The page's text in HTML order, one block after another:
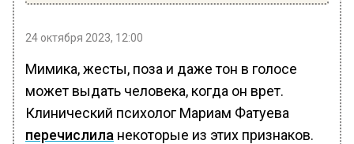
24 октября 2023, 12:00
Мимика, жесты, поза и даже тон в голосе
может выдать человека, когда он врет.
Клинический психолог Мариам Фатуева
перечислила некоторые из этих признаков.